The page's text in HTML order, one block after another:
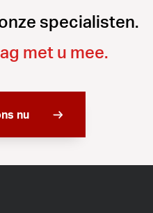
specialisten.
met u mee.
nu